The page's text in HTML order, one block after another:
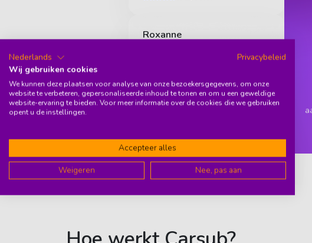
Roxanne
een dikke 10! Eerst via hun site gemakkelijk
contact genomen via WhatsApp om te vragen
13 sept. 2023
a car so far from carsub as an Expat. Easy
communication and great service. The car is
amazing and new. I h...
13 sept. 2023
Nederlands
Privacybeleid
Wij gebruiken cookies
We kunnen deze plaatsen voor analyse van onze bezoekersgegevens, om onze
website te verbeteren, gepersonaliseerde inhoud te tonen en om u een geweldige
website-ervaring te bieden. Voor meer informatie over de cookies die we gebruiken
opent u de instellingen.
Accepteer alles
Weigeren
Nee, pas aan